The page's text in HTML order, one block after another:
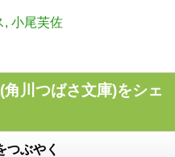
小尾芙佐
川つばさ文庫)をシェ
つぶやく